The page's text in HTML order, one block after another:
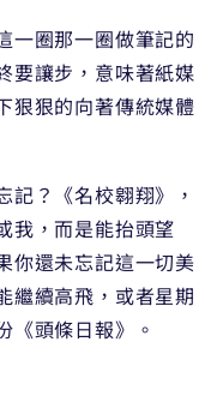
一圈那一圈做筆記的
要讓步，意味著紙媒
狠狠的向著傳統媒體
記？《名校翱翔》，
我，而是能抬頭望
你還未忘記這一切美
繼續高飛，或者星期
《頭條日報》。